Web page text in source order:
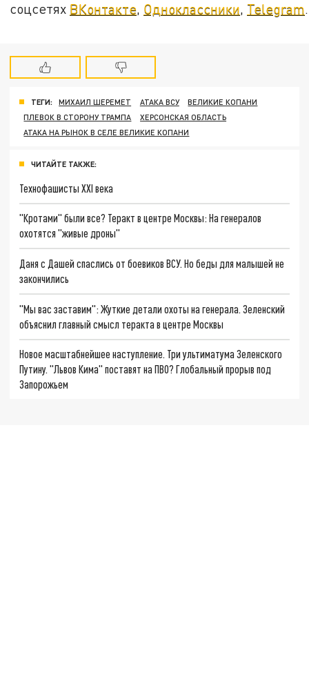
соцсетях ВКонтакте, Одноклассники, Telegram.
ТЕГИ: МИХАИЛ ШЕРЕМЕТ АТАКА ВСУ
ВЕЛИКИЕ КОПАНИ
ПЛЕВОК В СТОРОНУ ТРАМПА
ХЕРСОНСКАЯ ОБЛАСТЬ
АТАКА НА РЫНОК В СЕЛЕ ВЕЛИКИЕ КОПАНИ
ЧИТАЙТЕ ТАКЖЕ:
Технофашисты XXI века
"Кротами" были все? Теракт в центре Москвы: На генералов
охотятся "живые дроны"
Даня с Дашей спаслись от боевиков ВСУ. Но беды для малышей не
закончились
"Мы вас заставим": Жуткие детали охоты на генерала. Зеленский
объяснил главный смысл теракта в центре Москвы
Новое масштабнейшее наступление. Три ультиматума Зеленского
Путину. "Львов Кима" поставят на ПВО? Глобальный прорыв под
Запорожьем